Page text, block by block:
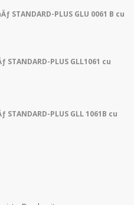
PLUS GLU 0061 B cu
PLUS GLL1061 cu
PLUS GLL 1061B cu